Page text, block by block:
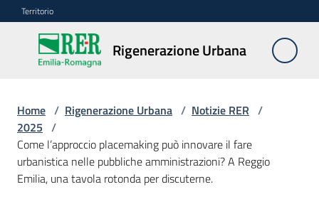
Vai al contenuto
Vai alla navigazione
Vai al footer
Territorio
Rigenerazione Urbana
Rigenerazione
Urbana
Misure
e
contributi
Home / Rigenerazione Urbana / Notizie RER /
2025 /
Come l’approccio placemaking può innovare il fare
urbanistica nelle pubbliche amministrazioni? A Reggio
Emilia, una tavola rotonda per discuterne.